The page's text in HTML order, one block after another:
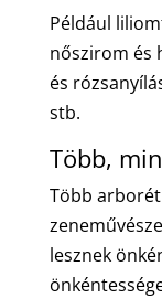
Például
nőszirom és
és
stb.
Több,
Több
lesznek